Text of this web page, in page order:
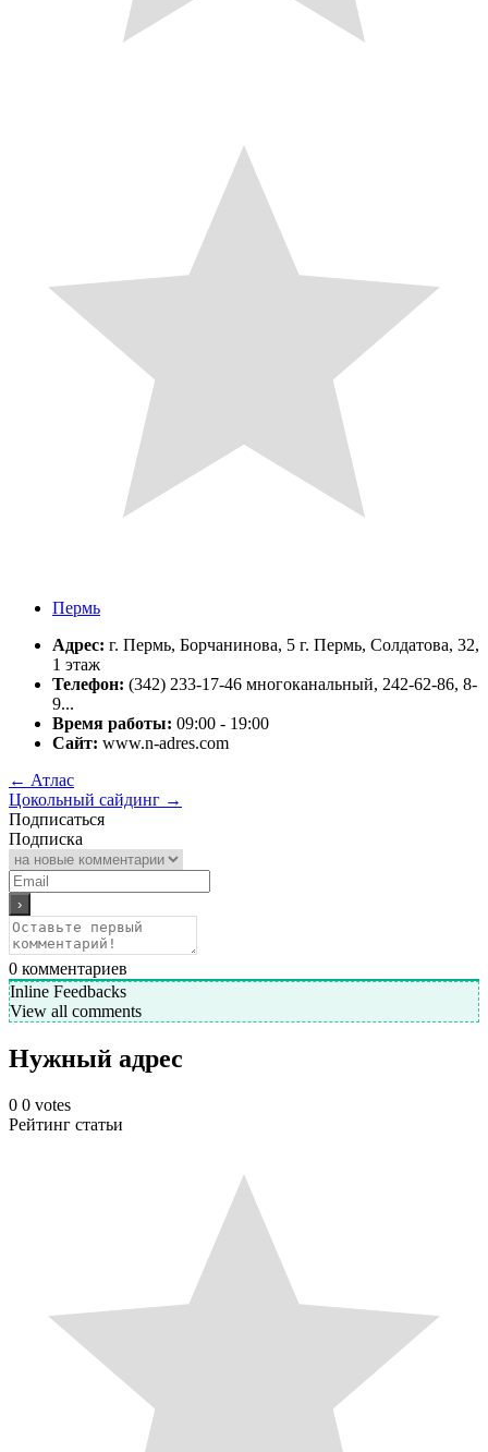
Пермь
Адрес: г. Пермь, Борчанинова, 5 г. Пермь, Солдатова, 32,
1 этаж
Телефон: (342) 233-17-46 многоканальный, 242-62-86, 8-
9...
Время работы: 09:00 - 19:00
Сайт: www.n-adres.com
← Атлас
Цокольный сайдинг →
Подписаться
Подписка
0 комментариев
Inline Feedbacks
View all comments
Нужный адрес
0 0 votes
Рейтинг статьи